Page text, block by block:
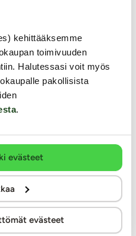
kehittääksemme
toimivuuden
Halutessasi voit myös
pakollisista
.
evästeet
evästeet
ja mattapintaiset
cm. Sukkien
resori. Sukissa ei ole
osaksi...
juhlapukeutumiseen! Sukkien
pitsikuvio, jonka sisäpinnalla on
Mattapintaiset ja sileät.